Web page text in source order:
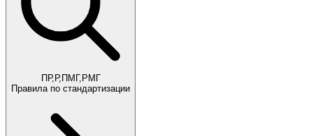
ПР,Р,ПМГ,РМГ
Правила по стандартизации